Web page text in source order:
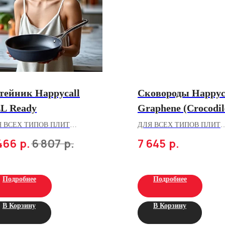
Happycall
Ready
ВСЕХ ТИПОВ ПЛИТ
р.6 807 р.
Подробнее
В Корзину
Сковороды
Graphene
ДЛЯ ВСЕХ ТИПОВ ПЛИТ
11-слойные с титановым
7 645 р.
Подробнее
В Корзину